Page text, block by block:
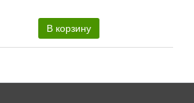
В корзину